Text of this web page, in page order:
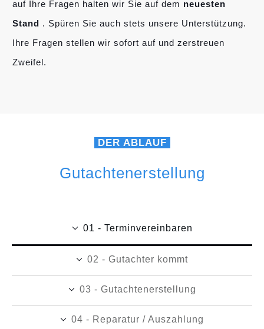
auf Ihre Fragen halten wir Sie auf dem neuesten
Stand . Spüren Sie auch stets unsere Unterstützung.
Ihre Fragen stellen wir sofort auf und zerstreuen
Zweifel.
DER ABLAUF
Gutachtenerstellung
01 - Terminvereinbaren
02 - Gutachter kommt
03 - Gutachtenerstellung
04 - Reparatur / Auszahlung